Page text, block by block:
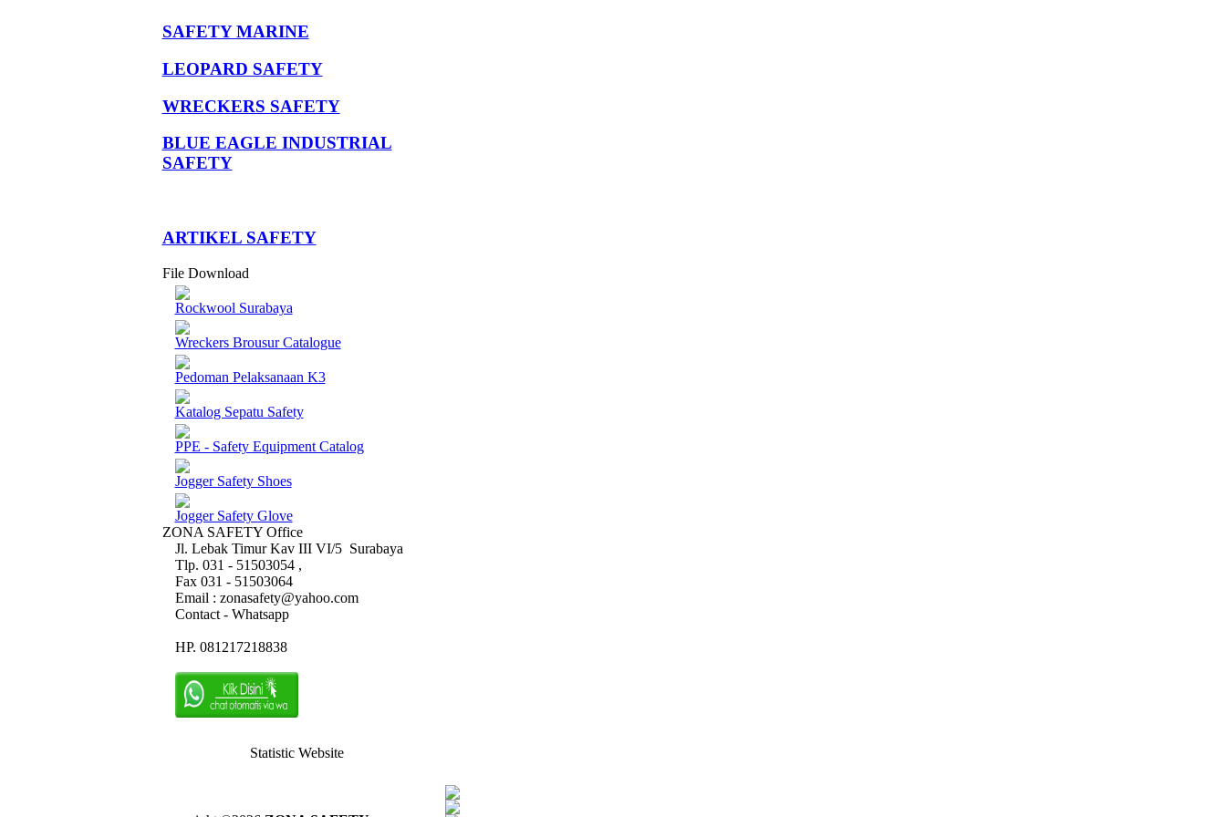
SAFETY MARINE
LEOPARD SAFETY
WRECKERS SAFETY
BLUE EAGLE INDUSTRIAL
SAFETY
­ARTIKEL SAFETY
File Download
Rockwool Surabaya
Wreckers Brousur Catalogue
Pedoman Pelaksanaan K3
Katalog Sepatu Safety
PPE - Safety Equipment Catalog
Jogger Safety Shoes
Jogger Safety Glove
ZONA SAFETY Office
Jl. Lebak Timur Kav III VI/5 Surabaya
Tlp. 031 - 51503054 ,
Fax 031 - 51503064
Email : zonasafety@yahoo.com
Contact - Whatsapp
HP. 081217218838
Statistic Website